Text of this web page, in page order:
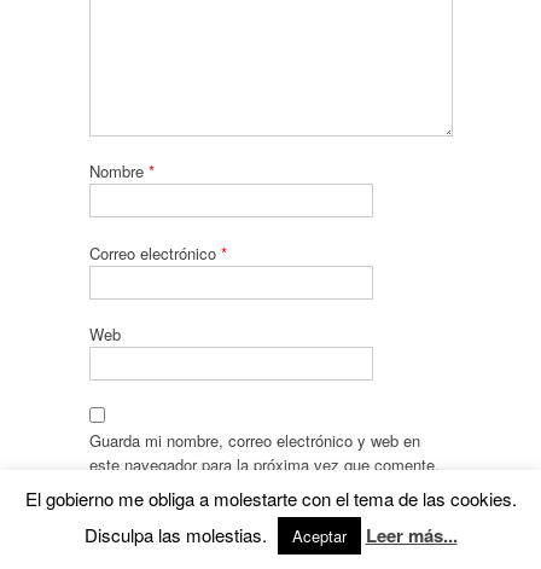
Nombre *
Correo electrónico *
Web
Guarda mi nombre, correo electrónico y web en
este navegador para la próxima vez que comente.
Recibir un correo electrónico con cada nueva
entrada.
El gobierno me obliga a molestarte con el tema de las cookies.
Disculpa las molestias.
Aceptar Leer más...